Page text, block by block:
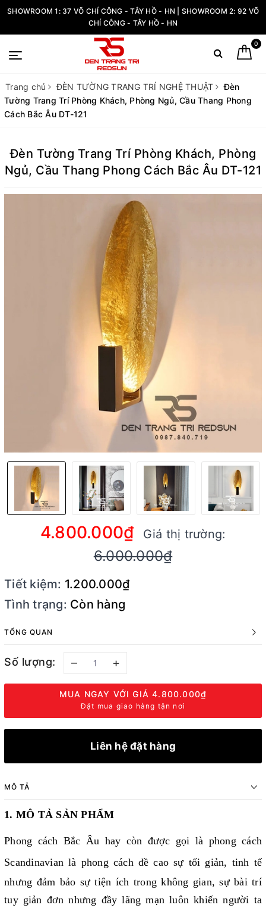
SHOWROOM 1: 37 VÕ CHÍ CÔNG - TÂY HỒ - HN | SHOWROOM 2: 92 VÕ
CHÍ CÔNG - TÂY HỒ - HN
0
Trang chủ ĐÈN TƯỜNG TRANG TRÍ NGHỆ THUẬT
Đèn
Tường Trang Trí Phòng Khách, Phòng Ngủ, Cầu Thang Phong
Cách Bắc Âu DT-121
Đèn Tường Trang Trí Phòng Khách, Phòng
Ngủ, Cầu Thang Phong Cách Bắc Âu DT-121
4.800.000₫ Giá thị trường:
6.000.000₫
Tiết kiệm: 1.200.000₫
Tình trạng: Còn hàng
TỔNG QUAN
Số lượng: – +
MUA NGAY VỚI GIÁ4.800.000₫
Đặt mua giao hàng tận nơi
Liên hệ đặt hàng
MÔ TẢ
1. MÔ TẢ SẢN PHẨM
Phong cách Bắc Âu hay còn được gọi là phong cách
Scandinavian là phong cách đề cao sự tối giản, tinh tế
nhưng đảm bảo sự tiện ích trong không gian, sự bài trí
tuy giản đơn nhưng đầy lãng mạn luôn khiến người ta